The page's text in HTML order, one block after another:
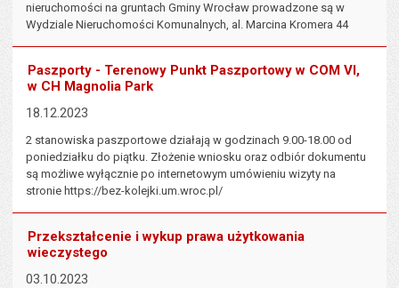
nieruchomości na gruntach Gminy Wrocław prowadzone są w
Wydziale Nieruchomości Komunalnych, al. Marcina Kromera 44
Paszporty - Terenowy Punkt Paszportowy w COM VI,
w CH Magnolia Park
18.12.2023
2 stanowiska paszportowe działają w godzinach 9.00-18.00 od
poniedziałku do piątku. Złożenie wniosku oraz odbiór dokumentu
są możliwe wyłącznie po internetowym umówieniu wizyty na
stronie https://bez-kolejki.um.wroc.pl/
Przekształcenie i wykup prawa użytkowania
wieczystego
03.10.2023